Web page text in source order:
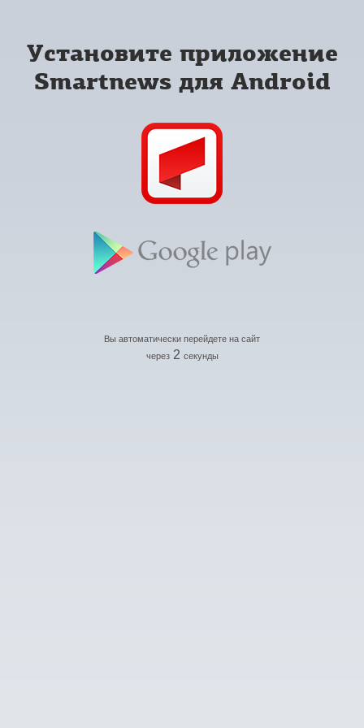
Установите приложение
Smartnews для Android
Вы автоматически перейдете на сайт
через 2 секунды